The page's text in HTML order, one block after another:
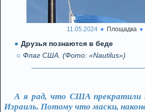
11.05.2024 Площадка
Друзья познаются в беде
Флаг США. (Фото: «Nautilus»)
А я рад, что США прекратили
Израиль. Потому что маски,